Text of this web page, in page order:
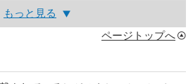
もっと見る
ページトップへ